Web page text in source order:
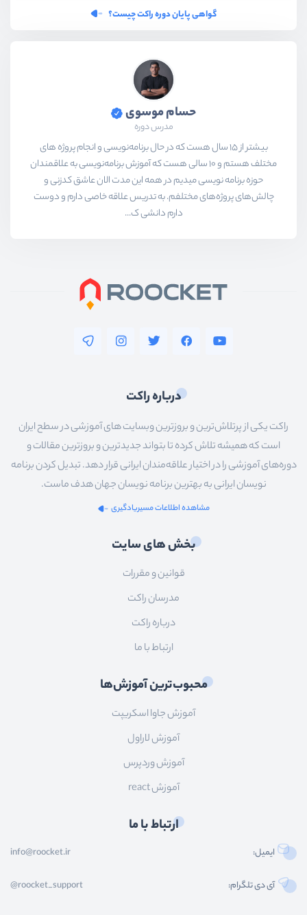
گواهی پایان دوره راکت چیست؟
حسام موسوی
مدرس دوره
بیشتر از ۱۵ سال هست که در حال برنامه‌نویسی و انجام پروژه های
مختلف هستم و ۱۰ سالی هست که آموزش برنامه‌نویسی به علاقمندان
حوزه برنامه نویسی میدیم در همه این مدت الان عاشق کدزنی و
چالش‌های پروژه‌های مختلفم. به تدریس علاقه خاصی دارم و دوست
دارم دانشی ک...
درباره راکت
راکت یکی از پرتلاش‌ترین و بروزترین وبسایت های آموزشی در سطح ایران
است که همیشه تلاش کرده تا بتواند جدیدترین و بروزترین مقالات و
دوره‌های آموزشی را در اختیار علاقه‌مندان ایرانی قرار دهد. تبدیل کردن برنامه
نویسان ایرانی به بهترین برنامه نویسان جهان هدف ماست.
مشاهده اطلاعات مسیریادگیری
بخش های سایت
قوانین و مقررات
مدرسان راکت
درباره راکت
ارتباط با ما
محبوب‌ترین آموزش‌ها
آموزش جاوا اسکریپت
آموزش لاراول
آموزش وردپرس
آموزش react
ارتباط با ما
ایمیل: info@roocket.ir
آی دی تلگرام: @roocket_support